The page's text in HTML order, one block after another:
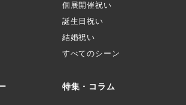
個展開催祝い
誕生日祝い
結婚祝い
すべてのシーン
特集・コラム